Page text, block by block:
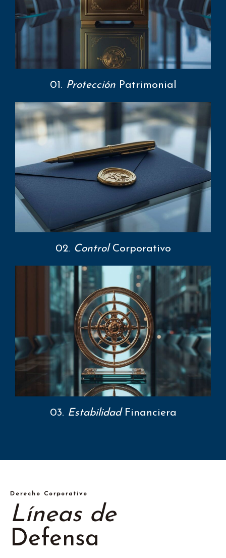
01. ProtecciónPatrimonial
02. Control Corporativo
03. EstabilidadFinanciera
Derecho Corporativo
Líneas de
Defensa